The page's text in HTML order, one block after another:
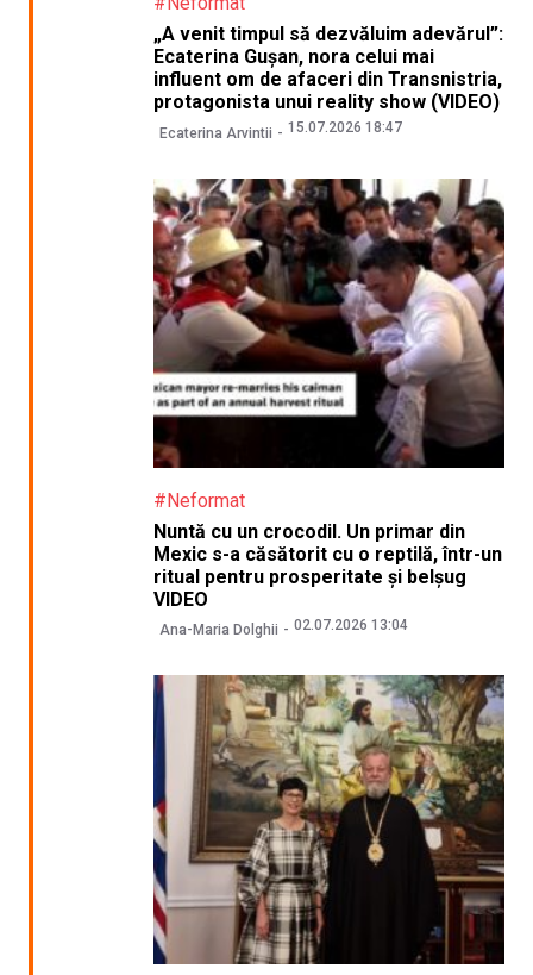
„A venit timpul să dezvăluim adevărul”:
Ecaterina Gușan, nora celui mai
influent om de afaceri din Transnistria,
protagonista unui reality show (VIDEO)
Ecaterina Arvintii 15.07.2026 18:47
#Neformat
Nuntă cu un crocodil. Un primar din
Mexic s-a căsătorit cu o reptilă, într-un
ritual pentru prosperitate și belșug
VIDEO
Ana-Maria Dolghii 02.07.2026 13:04